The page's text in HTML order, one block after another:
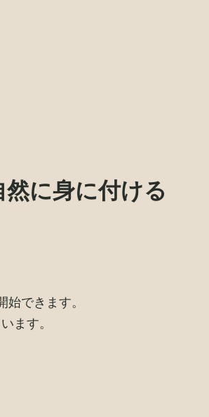
に身に付ける
始できます。
ます。